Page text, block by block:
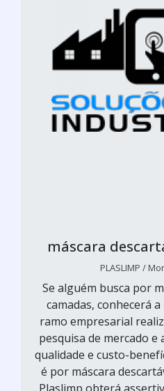
máscara
PLASLIMP /
Se alguém busca por
camadas, conhecerá
ramo empresarial
pesquisa de mercado e
qualidade e custo-
é por máscara